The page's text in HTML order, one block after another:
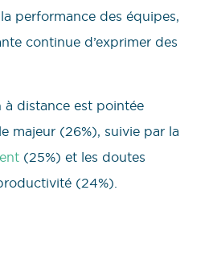
performance des équipes,
continue d’exprimer des
distance est pointée
majeur (26%), suivie par la
(25%) et les doutes
(24%).